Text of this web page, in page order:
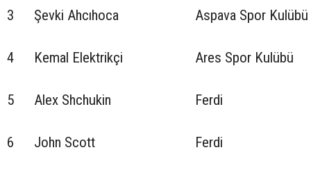
3 Şevki Ahcıhoca Aspava Spor Kulübü
4 Kemal Elektrikçi Ares Spor Kulübü
5 Alex Shchukin Ferdi
6 John Scott Ferdi